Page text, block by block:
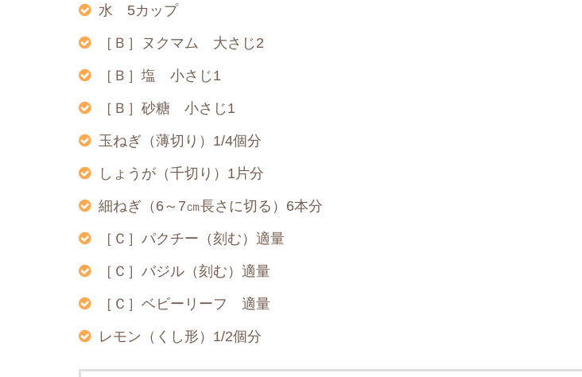
水 5カップ
［Ｂ］ヌクマム 大さじ2
［Ｂ］塩 小さじ1
［Ｂ］砂糖 小さじ1
玉ねぎ（薄切り）1/4個分
しょうが（千切り）1片分
細ねぎ（6～7㎝長さに切る）6本分
［Ｃ］パクチー（刻む）適量
［Ｃ］バジル（刻む）適量
［Ｃ］ベビーリーフ 適量
レモン（くし形）1/2個分